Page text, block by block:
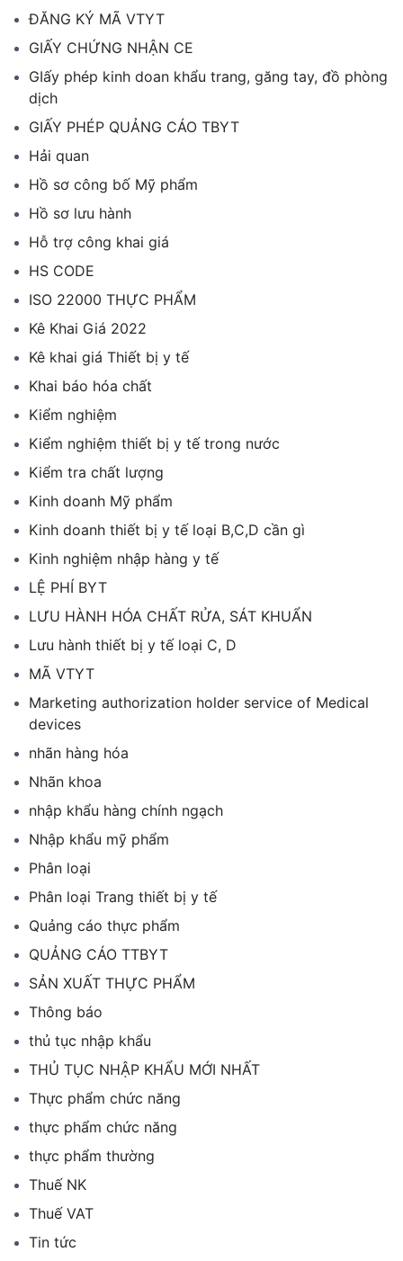
ĐĂNG KÝ MÃ VTYT
GIẤY CHỨNG NHẬN CE
GIấy phép kinh doan khẩu trang, găng tay, đồ phòng
dịch
GIẤY PHÉP QUẢNG CÁO TBYT
Hải quan
Hồ sơ công bố Mỹ phẩm
Hồ sơ lưu hành
Hỗ trợ công khai giá
HS CODE
ISO 22000 THỰC PHẨM
Kê Khai Giá 2022
Kê khai giá Thiết bị y tế
Khai báo hóa chất
Kiểm nghiệm
Kiểm nghiệm thiết bị y tế trong nước
Kiểm tra chất lượng
Kinh doanh Mỹ phẩm
Kinh doanh thiết bị y tế loại B,C,D cần gì
Kinh nghiệm nhập hàng y tế
LỆ PHÍ BYT
LƯU HÀNH HÓA CHẤT RỬA, SÁT KHUẨN
Lưu hành thiết bị y tế loại C, D
MÃ VTYT
Marketing authorization holder service of Medical
devices
nhãn hàng hóa
Nhãn khoa
nhập khẩu hàng chính ngạch
Nhập khẩu mỹ phẩm
Phân loại
Phân loại Trang thiết bị y tế
Quảng cáo thực phẩm
QUẢNG CÁO TTBYT
SẢN XUẤT THỰC PHẨM
Thông báo
thủ tục nhập khẩu
THỦ TỤC NHẬP KHẨU MỚI NHẤT
Thực phẩm chức năng
thực phẩm chức năng
thực phẩm thường
Thuế NK
Thuế VAT
Tin tức